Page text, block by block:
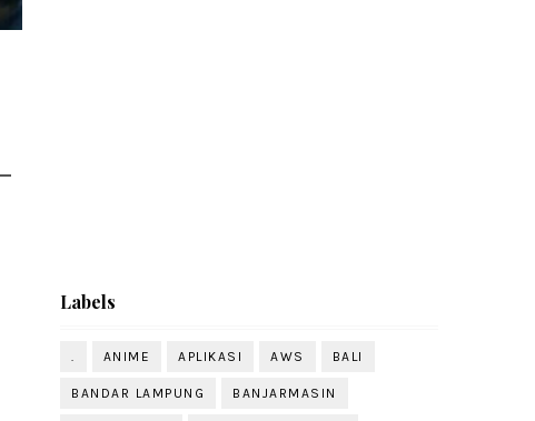
Labels
. ANIME APLIKASI AWS BALI
BANDAR LAMPUNG BANJARMASIN